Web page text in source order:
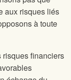
aux risques liés
à toute
risques financiers